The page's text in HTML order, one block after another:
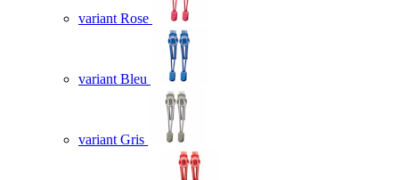
variant Rose
variant Bleu
variant Gris